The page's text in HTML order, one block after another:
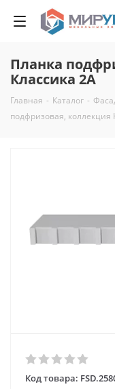
Планка
Классика 2А
Главная - Каталог -
подфризовая, коллекция
Код товара: